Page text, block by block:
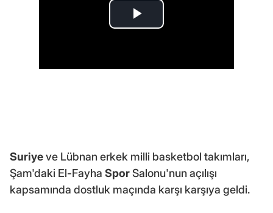
Suriyeve Lübnan erkek milli basketbol takımları,
Şam'daki El-Fayha SporSalonu'nun açılışı
kapsamında dostluk maçında karşı karşıya geldi.